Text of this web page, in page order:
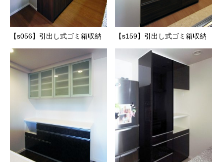
【s056】引出し式ゴミ箱収納 【s159】引出し式ゴミ箱収納